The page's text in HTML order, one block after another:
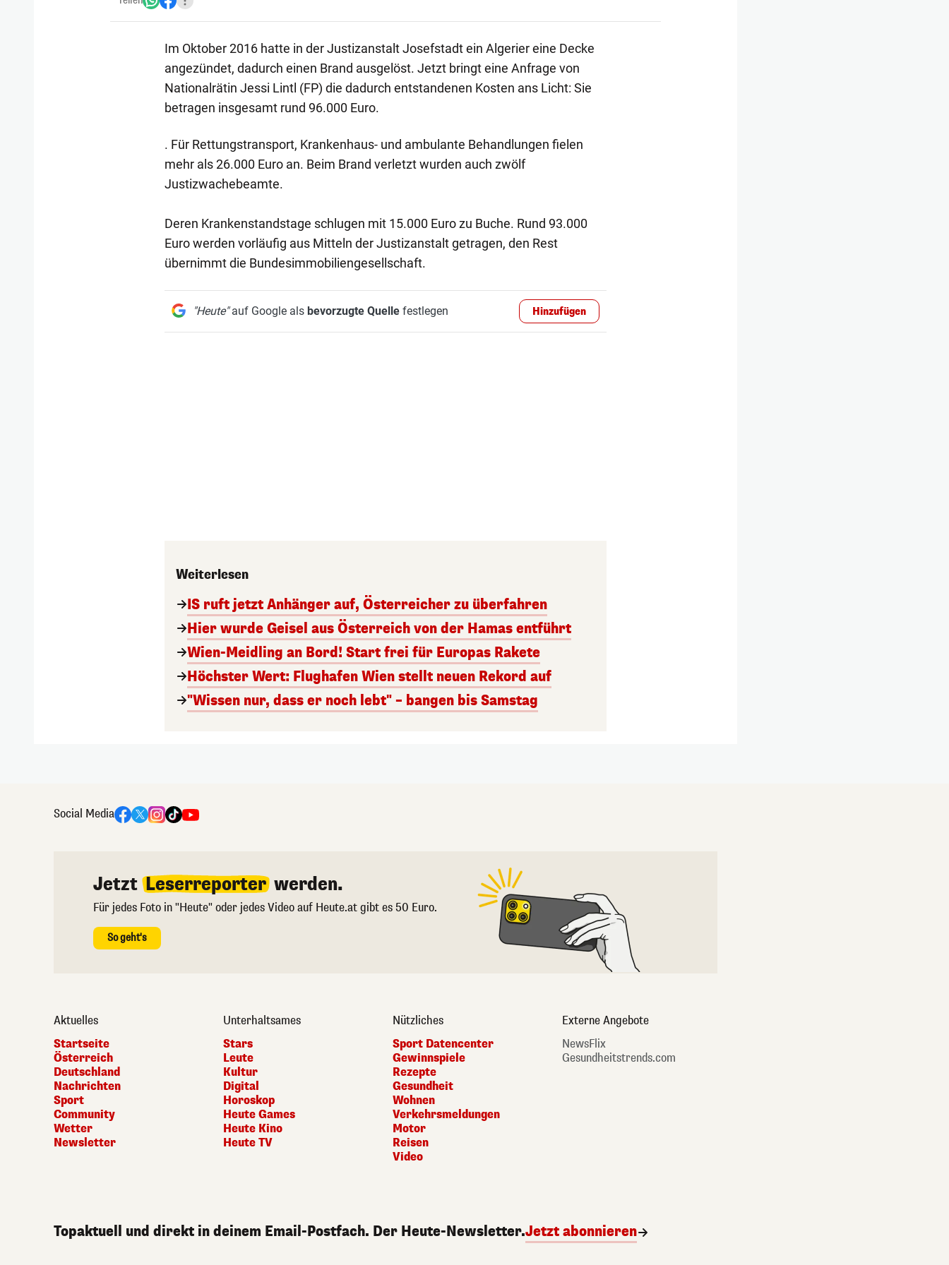
Im Oktober 2016 hatte in der Justizanstalt Josefstadt ein Algerier eine Decke
angezündet, dadurch einen Brand ausgelöst. Jetzt bringt eine Anfrage von
Nationalrätin Jessi Lintl (FP) die dadurch entstandenen Kosten ans Licht: Sie
betragen insgesamt rund 96.000 Euro.
. Für Rettungstransport, Krankenhaus- und ambulante Behandlungen fielen
mehr als 26.000 Euro an. Beim Brand verletzt wurden auch zwölf
Justizwachebeamte.
Deren Krankenstandstage schlugen mit 15.000 Euro zu Buche. Rund 93.000
Euro werden vorläufig aus Mitteln der Justizanstalt getragen, den Rest
übernimmt die Bundesimmobiliengesellschaft.
"Heute"auf Google als bevorzugte Quellefestlegen Hinzufügen
Weiterlesen
IS ruft jetzt Anhänger auf, Österreicher zu überfahren
Hier wurde Geisel aus Österreich von der Hamas entführt
Wien-Meidling an Bord! Start frei für Europas Rakete
Höchster Wert: Flughafen Wien stellt neuen Rekord auf
"Wissen nur, dass er noch lebt" – bangen bis Samstag
Social Media
Jetzt Leserreporter werden.
Für jedes Foto in "Heute" oder jedes Video auf Heute.at gibt es 50 Euro.
So geht's
Aktuelles
Startseite
Österreich
Deutschland
Nachrichten
Sport
Community
Wetter
Newsletter
Unterhaltsames
Stars
Leute
Kultur
Digital
Horoskop
Heute Games
Heute Kino
Heute TV
Nützliches
Sport Datencenter
Gewinnspiele
Rezepte
Gesundheit
Wohnen
Verkehrsmeldungen
Motor
Reisen
Video
Externe Angebote
NewsFlix
Gesundheitstrends.com
Topaktuell und direkt in deinem Email-Postfach. Der Heute-Newsletter.Jetzt abonnieren